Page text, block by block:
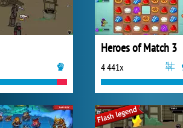
Heroes of Match 3
4 441x